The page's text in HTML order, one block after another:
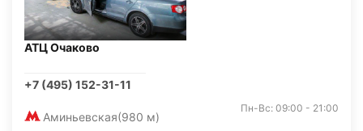
АТЦ Очаково
+7 (495) 152-31-11
Аминьевская(980 м)
Пн-Вс: 09:00 - 21:00